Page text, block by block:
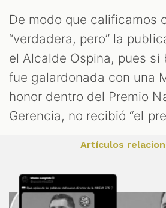
De modo que calificamos
“verdadera, pero” la
el Alcalde Ospina, pues si
fue galardonada con una
honor dentro del Premio
Gerencia, no recibió “el
Artículos